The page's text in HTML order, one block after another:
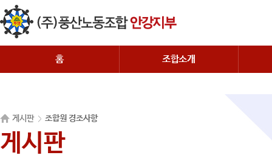
홈 조합소개
게시판
게시판 조합원 경조사항